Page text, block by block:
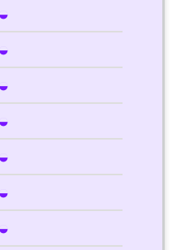
◒
◒
◒
◒
◒
◒
◒